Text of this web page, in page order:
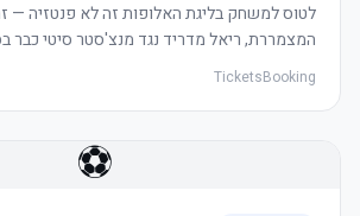
לטוס למשחק בליגת האלופות זה לא פנטזיה —
המצמררת, ריאל מדריד נגד מנצ'סטר סיטי כבר
אצטדיונים שממלאים 80,000
קונים, ומה ההבדל בין ספק מורשה לספסר.
TicketsBooking
⚽